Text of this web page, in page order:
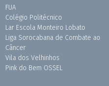
FUA
Colégio Politécnico
Lar Escola Monteiro Lobato
Liga Sorocabana de Combate ao
Câncer
Vila dos Velhinhos
Pink do Bem OSSEL